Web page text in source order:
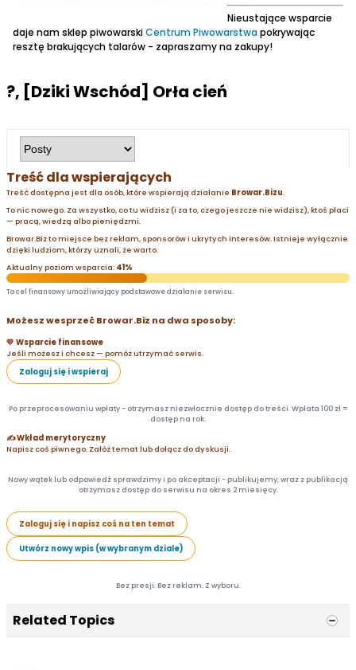
Nieustające wsparcie
daje nam sklep piwowarskiCentrum Piwowarstwapokrywając
resztę brakujących talarów - zapraszamy na zakupy!
?, [Dziki Wschód] Orła cień
Treść dla wspierających
Treść dostępna jest dla osób, które wspierają działanie Browar.Bizu.
To nic nowego. Za wszystko, co tu widzisz (i za to, czego jeszcze nie widzisz), ktoś płaci
— pracą, wiedzą albo pieniędzmi.
Browar.Biz to miejsce bez reklam, sponsorów i ukrytych interesów. Istnieje wyłącznie
dzięki ludziom, którzy uznali, że warto.
Aktualny poziom wsparcia: 41%
To cel finansowy umożliwiający podstawowe działanie serwisu.
Możesz wesprzeć Browar.Biz na dwa sposoby:
💛 Wsparcie finansowe
Jeśli możesz i chcesz — pomóż utrzymać serwis.
Zaloguj się i wspieraj
Po przeprocesowaniu wpłaty - otrzymasz niezwłocznie dostęp do treści. Wpłata 100 zł =
dostęp na rok.
✍️ Wkład merytoryczny
Napisz coś piwnego. Załóż temat lub dołącz do dyskusji.
Nowy wątek lub odpowiedź sprawdzimy i po akceptacji - publikujemy, wraz z publikacją
otrzymasz dostęp do serwisu na okres 2 miesięcy.
Zaloguj się i napisz coś na ten temat
Utwórz nowy wpis (w wybranym dziale)
Bez presji. Bez reklam. Z wyboru.
Related Topics